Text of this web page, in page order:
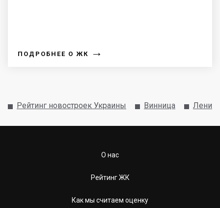
ПОДРОБНЕЕ О ЖК →
Рейтинг новостроек Украины Винница
О нас
Рейтинг ЖК
Как мы считаем оценку